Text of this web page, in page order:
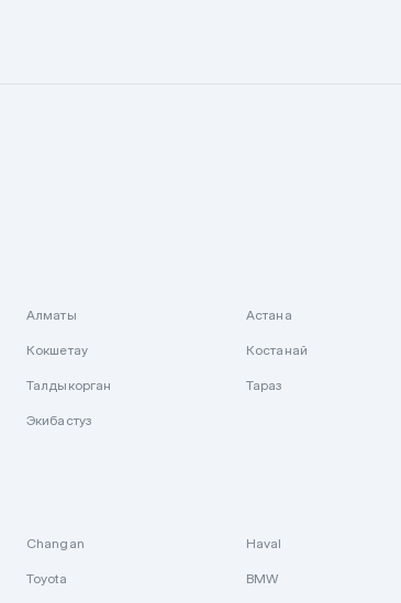
Алматы Астана
Кокшетау Костанай
Талдыкорган Тараз
Экибастуз
Changan Haval
Toyota BMW